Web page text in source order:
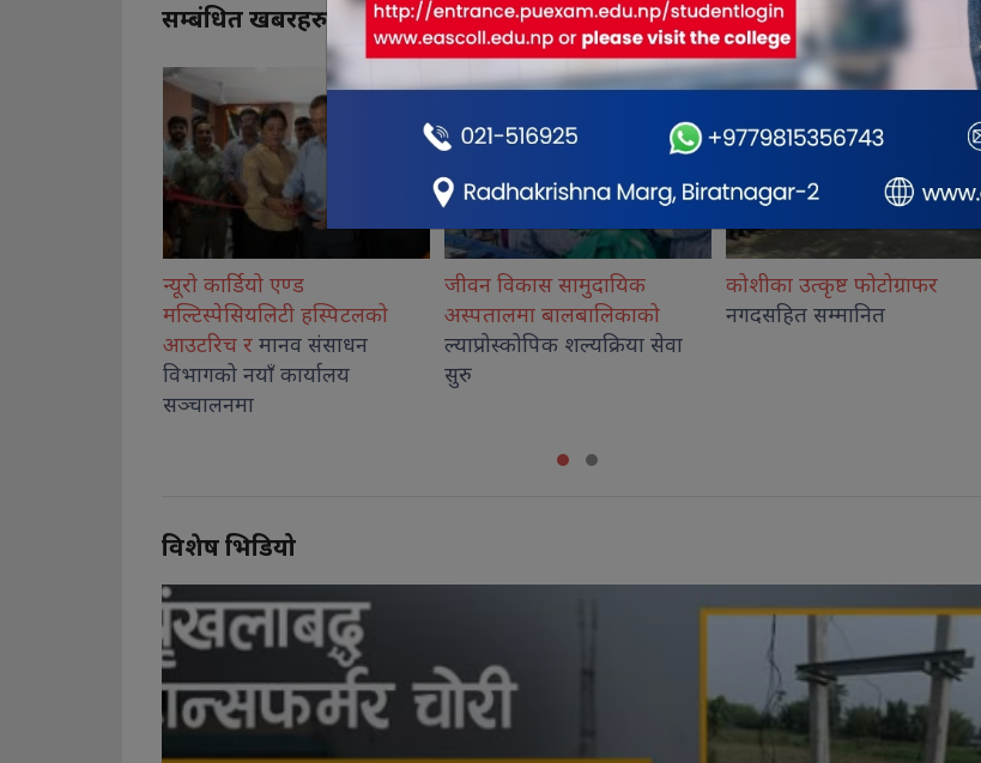
सम्बंधित खबरहरु
जीवन विकास सामुदायिक
अस्पतालमा बालबालिकाको
ल्याप्रोस्कोपिक शल्यक्रिया सेवा
सुरु
कोशीका उत्कृष्ट फोटोग्राफर
नगदसहित सम्मानित
राष्ट्रिय भेलालाई शेरबहादुर देउवाले
सम्बोधन गर्ने
विशेष भिडियो